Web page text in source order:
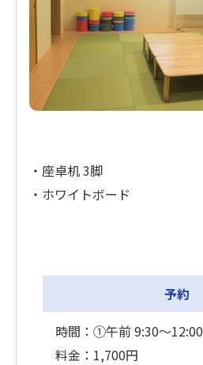
・座卓机 3脚
・ホワイトボード
予約
時間：①午前 9:30〜12:00
料金：1,700円